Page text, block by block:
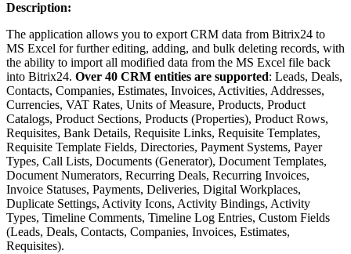
Description:
The application allows you to export CRM data from Bitrix24 to
MS Excel for further editing, adding, and bulk deleting records, with
the ability to import all modified data from the MS Excel file back
into Bitrix24. Over 40 CRM entities are supported: Leads, Deals,
Contacts, Companies, Estimates, Invoices, Activities, Addresses,
Currencies, VAT Rates, Units of Measure, Products, Product
Catalogs, Product Sections, Products (Properties), Product Rows,
Requisites, Bank Details, Requisite Links, Requisite Templates,
Requisite Template Fields, Directories, Payment Systems, Payer
Types, Call Lists, Documents (Generator), Document Templates,
Document Numerators, Recurring Deals, Recurring Invoices,
Invoice Statuses, Payments, Deliveries, Digital Workplaces,
Duplicate Settings, Activity Icons, Activity Bindings, Activity
Types, Timeline Comments, Timeline Log Entries, Custom Fields
(Leads, Deals, Contacts, Companies, Invoices, Estimates,
Requisites).